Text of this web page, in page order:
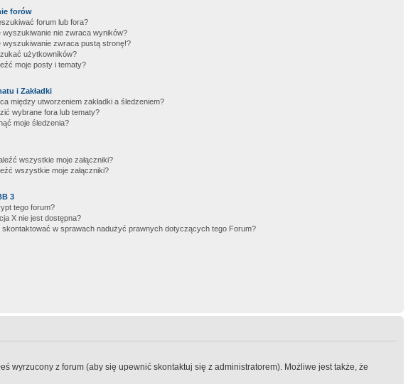
forów
forum lub fora?
wyszukiwanie nie zwraca wyników?
wyszukiwanie zwraca pustą stronę!?
użytkowników?
moje posty i tematy?
i Zakładki
między utworzeniem zakładki a śledzeniem?
wybrane fora lub tematy?
moje śledzenia?
wszystkie moje załączniki?
wszystkie moje załączniki?
3
tego forum?
X nie jest dostępna?
skontaktować w sprawach nadużyć prawnych dotyczących tego Forum?
wyrzucony z forum (aby się upewnić skontaktuj się z administratorem). Możliwe jest także, że